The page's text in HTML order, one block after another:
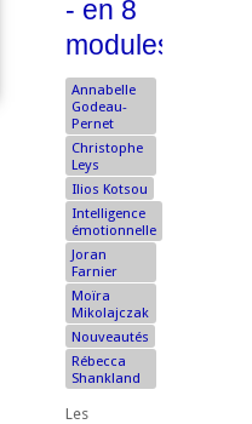
- en 8
modules
Annabelle
Godeau-
Pernet
Christophe
Leys
Ilios Kotsou
Intelligence
émotionnelle
Joran
Farnier
Moïra
Mikolajczak
Nouveautés
Rébecca
Shankland
Les